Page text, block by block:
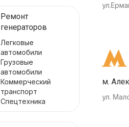
Ремонт
генераторов
Легковые
автомобили
Грузовые
автомобили
Коммерческий
транспорт
Спецтехника
м.
ул.